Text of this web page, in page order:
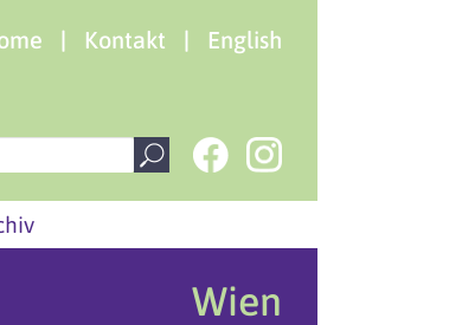
| Kontakt | English
Wien